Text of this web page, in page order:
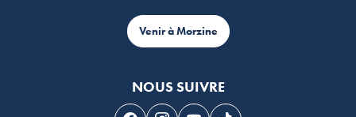
Venir à Morzine
NOUS SUIVRE